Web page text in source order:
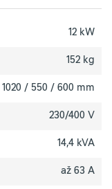
12 kW
152 kg
1020 / 550 / 600 mm
230/400 V
14,4 kVA
až 63 A